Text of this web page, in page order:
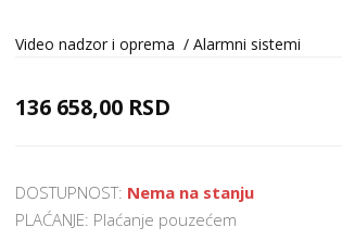
Video nadzor i oprema / Alarmni sistemi
136 658,00 RSD
DOSTUPNOST: Nema na stanju
PLAĆANJE: Plaćanje pouzećem